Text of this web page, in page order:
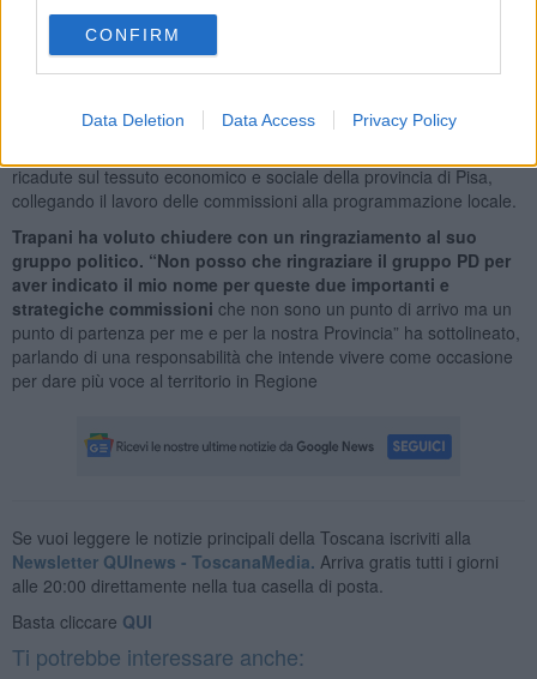
CONFIRM
Data Deletion Data Access Privacy Policy
generare nuove opportunità. Portare il nostro territorio in Europa —
e portare l’Europa nel nostro territorio — significa aprire porte che
possono tradursi in sviluppo, servizi e progetti concreti per cittadini
Al centro della sua agenda ci sarà quindi il tentativo di utilizzare al
ricadute sul tessuto economico e sociale della provincia di Pisa,
collegando il lavoro delle commissioni alla programmazione locale.
Trapani ha voluto chiudere con un ringraziamento al suo
gruppo politico. “Non posso che ringraziare il gruppo PD per
aver indicato il mio nome per queste due importanti e
strategiche commissioni che non sono un punto di arrivo ma un
punto di partenza per me e per la nostra Provincia” ha sottolineato,
parlando di una responsabilità che intende vivere come occasione
per dare più voce al territorio in Regione
Se vuoi leggere le notizie principali della Toscana iscriviti alla
Newsletter QUInews - ToscanaMedia. Arriva gratis tutti i giorni
alle 20:00 direttamente nella tua casella di posta.
Basta cliccare QUI
Ti potrebbe interessare anche: